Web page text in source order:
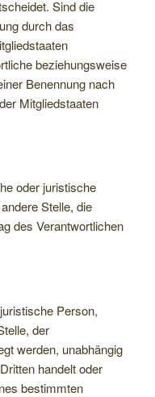
Sind die
durch das
beziehungsweise
Benennung nach
Mitgliedstaaten
oder juristische
Stelle, die
des Verantwortlichen
Person,
der
werden, unabhängig
handelt oder
bestimmten